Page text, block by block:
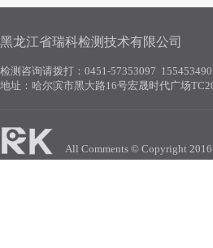
黑龙江省瑞科检测技术有限公司
检测咨询请拨打： 0451-57353097
地址： 哈尔滨市黑大路16号宏晟时代广场
All Comments © Copyright